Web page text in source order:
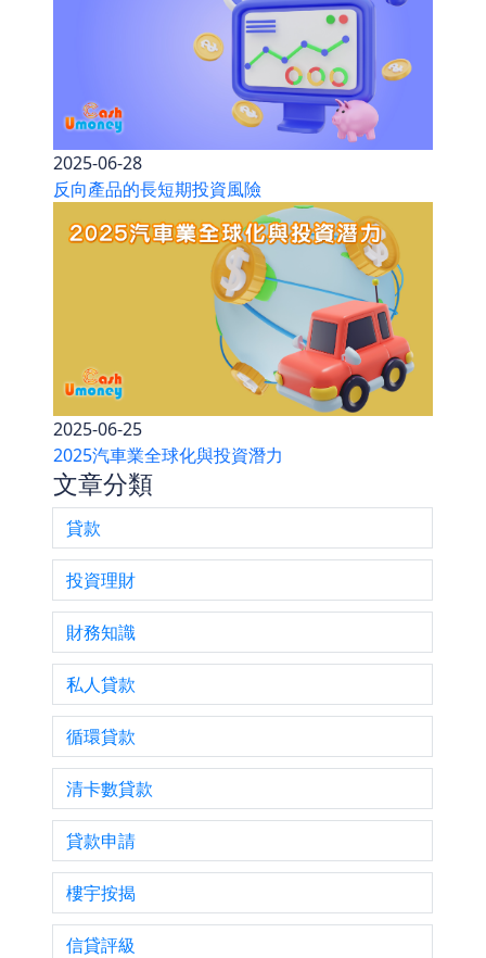
2025-06-28
反向產品的長短期投資風險
2025-06-25
2025汽車業全球化與投資潛力
文章分類
貸款
投資理財
財務知識
私人貸款
循環貸款
清卡數貸款
貸款申請
樓宇按揭
信貸評級